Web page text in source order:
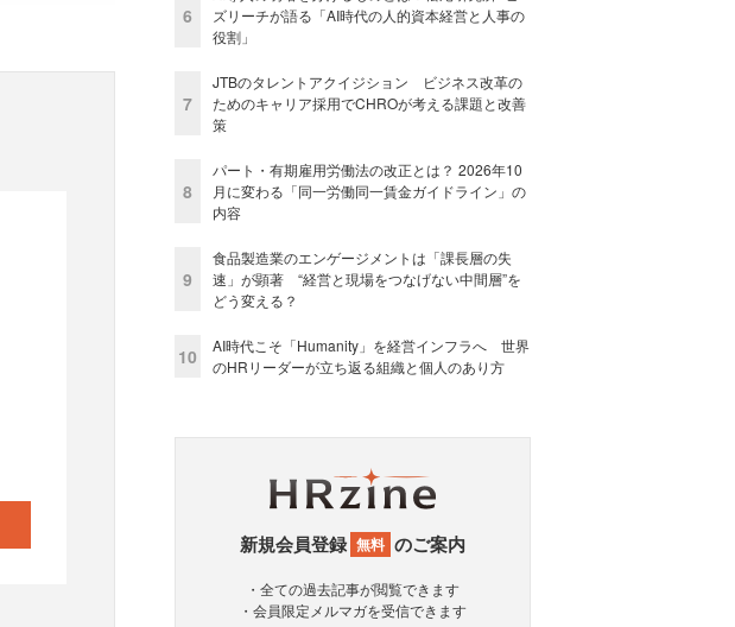
6
ズリーチが語る「AI時代の人的資本経営と人事の
役割」
7
JTBのタレントアクイジション ビジネス改革の
ためのキャリア採用でCHROが考える課題と改善
策
8
パート・有期雇用労働法の改正とは？ 2026年10
月に変わる「同一労働同一賃金ガイドライン」の
内容
9
食品製造業のエンゲージメントは「課長層の失
速」が顕著 “経営と現場をつなげない中間層”を
どう変える？
10
AI時代こそ「Humanity」を経営インフラへ 世界
のHRリーダーが立ち返る組織と個人のあり方
新規会員登録 無料 のご案内
・全ての過去記事が閲覧できます
・会員限定メルマガを受信できます